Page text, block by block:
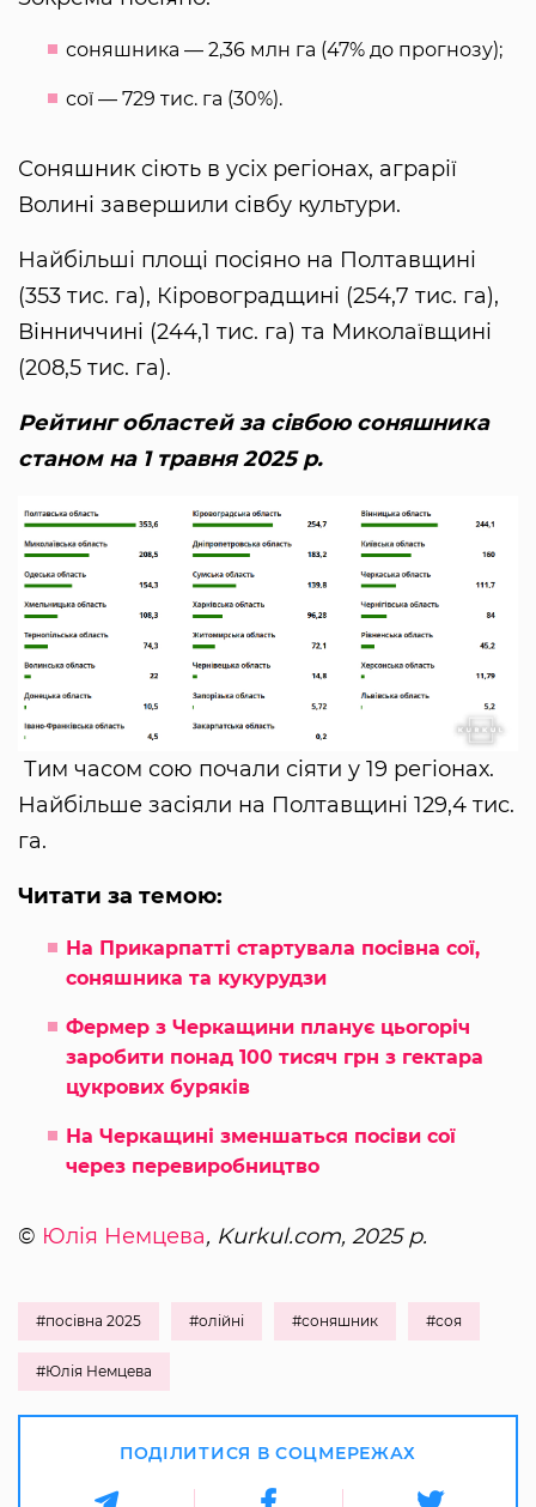
соняшника — 2,36 млн га (47% до прогнозу);
сої — 729 тис. га (30%).
Соняшник сіють в усіх регіонах, аграрії
Волині завершили сівбу культури.
Найбільші площі посіяно на Полтавщині
(353 тис. га), Кіровоградщині (254,7 тис. га),
Вінниччині (244,1 тис. га) та Миколаївщині
(208,5 тис. га).
Рейтинг областей за сівбою соняшника
станом на 1 травня 2025 р.
Тим часом сою почали сіяти у 19 регіонах.
Найбільше засіяли на Полтавщині 129,4 тис.
га.
Читати за темою:
На Прикарпатті стартувала посівна сої,
соняшника та кукурудзи
Фермер з Черкащини планує цьогоріч
заробити понад 100 тисяч грн з гектара
цукрових буряків
На Черкащині зменшаться посіви сої
через перевиробництво
© Юлія Немцева, Kurkul.com, 2025 р.
#посівна 2025 #олійні #соняшник #соя
#Юлія Немцева
ПОДІЛИТИСЯ В СОЦМЕРЕЖАХ